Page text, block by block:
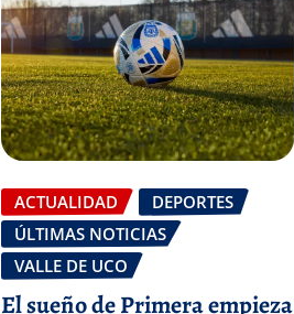
ACTUALIDAD
DEPORTES
ÚLTIMAS NOTICIAS
VALLE DE UCO
El sueño de Primera empieza